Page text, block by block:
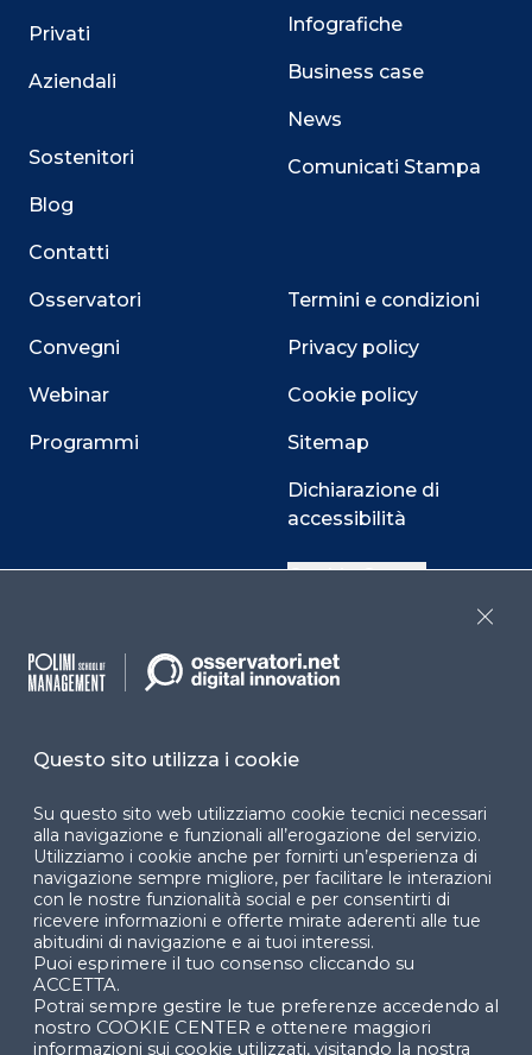
Privati
Aziendali
Sostenitori
Blog
Contatti
Osservatori
Convegni
Webinar
Programmi
Infografiche
Business case
News
Comunicati Stampa
Termini e condizioni
Privacy policy
Cookie policy
Sitemap
Dichiarazione di
accessibilità
Cookie Center
Facebook LinkedIn
© 2024 Copyright © Politecnico di Milano Dipartimento
di Ingegneria Gestionale
Questo sito utilizza i cookie
Su questo sito web utilizziamo cookie tecnici necessari
alla navigazione e funzionali all’erogazione del servizio.
Utilizziamo i cookie anche per fornirti un’esperienza di
navigazione sempre migliore, per facilitare le interazioni
con le nostre funzionalità social e per consentirti di
ricevere informazioni e offerte mirate aderenti alle tue
abitudini di navigazione e ai tuoi interessi.
Puoi esprimere il tuo consenso cliccando su
ACCETTA.
Potrai sempre gestire le tue preferenze accedendo al
nostro COOKIE CENTER e ottenere maggiori
informazioni sui cookie utilizzati, visitando la nostra